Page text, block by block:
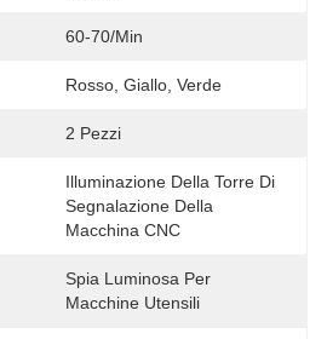
60-70/min
Rosso, Giallo, Verde
2 Pezzi
Illuminazione Della Torre Di
Segnalazione Della
Macchina CNC
Spia Luminosa Per
Macchine Utensili